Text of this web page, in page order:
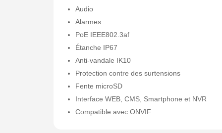
Audio
Alarmes
PoE IEEE802.3af
Étanche IP67
Anti-vandale IK10
Protection contre des surtensions
Fente microSD
Interface WEB, CMS, Smartphone et NVR
Compatible avec ONVIF